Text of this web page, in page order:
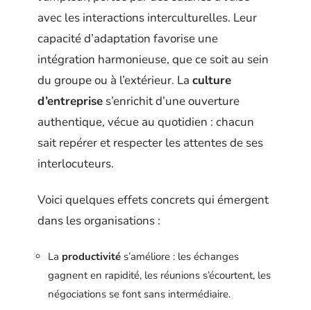
avec les interactions interculturelles. Leur
capacité d’adaptation favorise une
intégration harmonieuse, que ce soit au sein
du groupe ou à l’extérieur. La culture
d’entreprise s’enrichit d’une ouverture
authentique, vécue au quotidien : chacun
sait repérer et respecter les attentes de ses
interlocuteurs.
Voici quelques effets concrets qui émergent
dans les organisations :
La productivité s’améliore : les échanges
gagnent en rapidité, les réunions s’écourtent, les
négociations se font sans intermédiaire.